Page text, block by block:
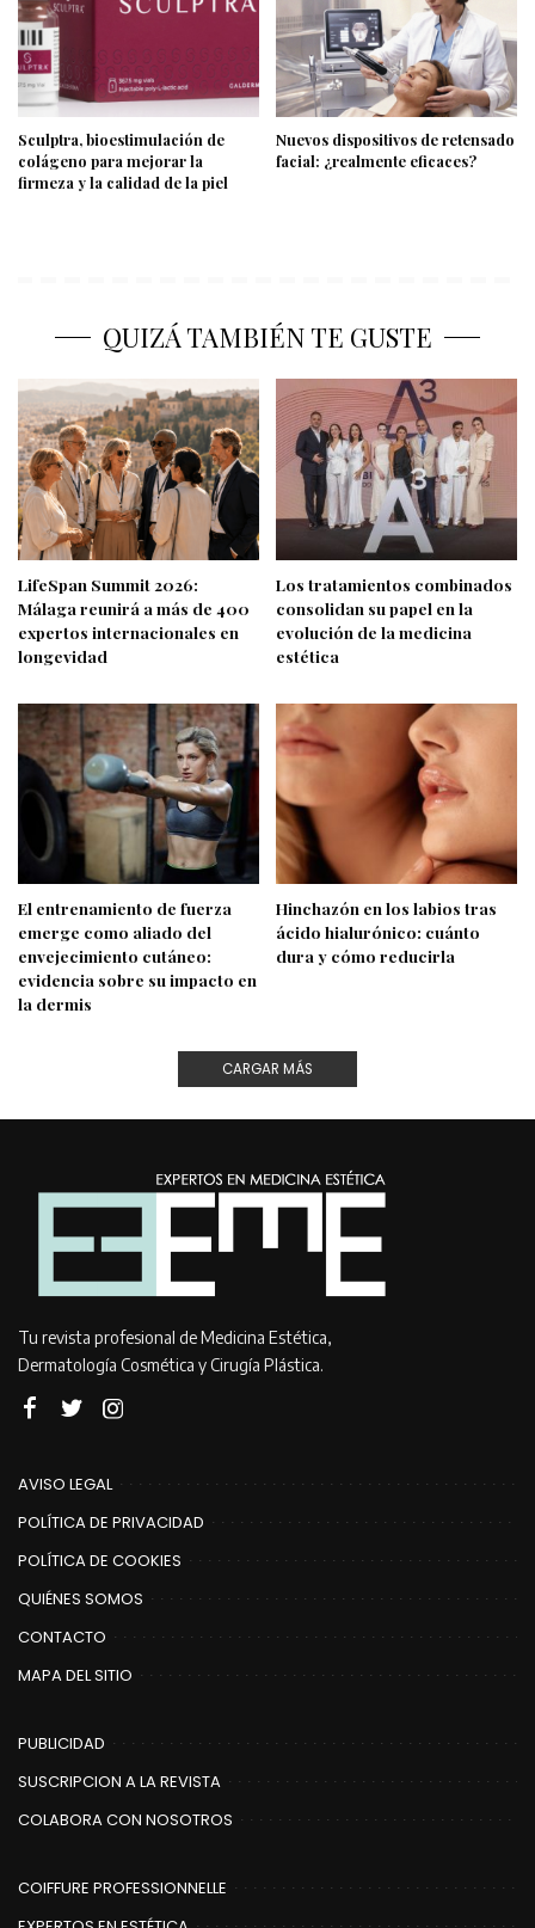
Sculptra, bioestimulación de
colágeno para mejorar la
firmeza y la calidad de la piel
Nuevos dispositivos de retensado
facial: ¿realmente eficaces?
QUIZÁ TAMBIÉN TE GUSTE
LifeSpan Summit 2026:
Málaga reunirá a más de 400
expertos internacionales en
longevidad
Los tratamientos combinados
consolidan su papel en la
evolución de la medicina
estética
El entrenamiento de fuerza
emerge como aliado del
envejecimiento cutáneo:
evidencia sobre su impacto en
la dermis
Hinchazón en los labios tras
ácido hialurónico: cuánto
dura y cómo reducirla
CARGAR MÁS
Tu revista profesional de Medicina Estética,
Dermatología Cosmética y Cirugía Plástica.
AVISO LEGAL
POLÍTICA DE PRIVACIDAD
POLÍTICA DE COOKIES
QUIÉNES SOMOS
CONTACTO
MAPA DEL SITIO
PUBLICIDAD
SUSCRIPCION A LA REVISTA
COLABORA CON NOSOTROS
COIFFURE PROFESSIONNELLE